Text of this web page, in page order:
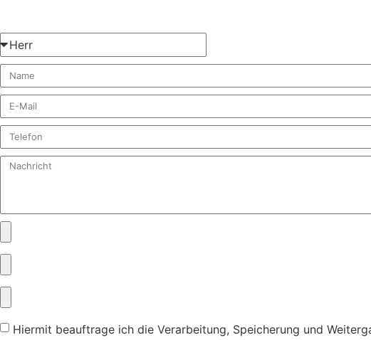
Hiermit beauftrage ich die Verarbeitung, Speicherung und